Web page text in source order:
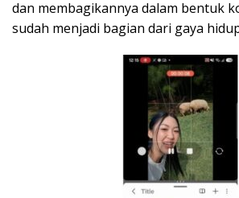
dan membagikannya dalam bentuk
sudah menjadi bagian dari gaya